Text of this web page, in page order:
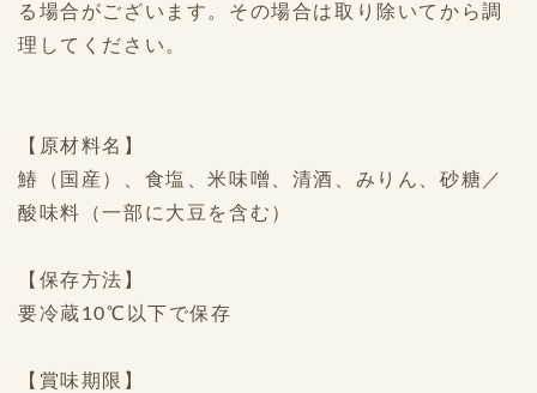
る場合がございます。その場合は取り除いてから調
理してください。
【原材料名】
鰆（国産）、食塩、米味噌、清酒、みりん、砂糖／
酸味料（一部に大豆を含む）
【保存方法】
要冷蔵10℃以下で保存
【賞味期限】